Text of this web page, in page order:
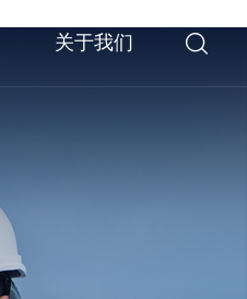
关于我们